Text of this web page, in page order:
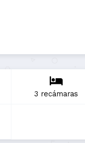
3 recámaras